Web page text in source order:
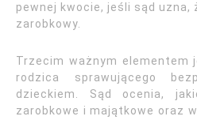
pewnej kwocie, jeśli sąd uzna,
zarobkowy.
Trzecim ważnym elementem
rodzica sprawującego
dzieckiem. Sąd ocenia,
zarobkowe i majątkowe oraz